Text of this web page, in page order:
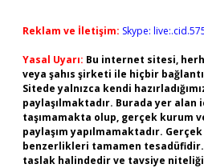
Reklam ve İletişim: Skype:
Yasal Uyarı: Bu internet sitesi,
veya şahıs şirketi ile hiçbir
Sitede yalnızca kendi
paylaşılmaktadır. Burada yer
taşımamakta olup, gerçek kurum
paylaşım yapılmamaktadır.
benzerlikleri tamamen
taslak halindedir ve tavsiye niteliği